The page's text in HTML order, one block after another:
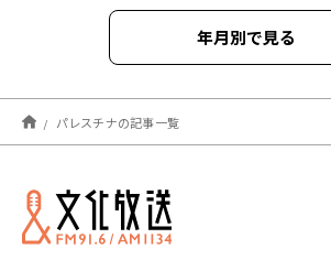
年月別で見る
2026年07月
2026年02月
2025年10月
パレスチナの記事一覧